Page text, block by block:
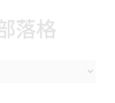
落格